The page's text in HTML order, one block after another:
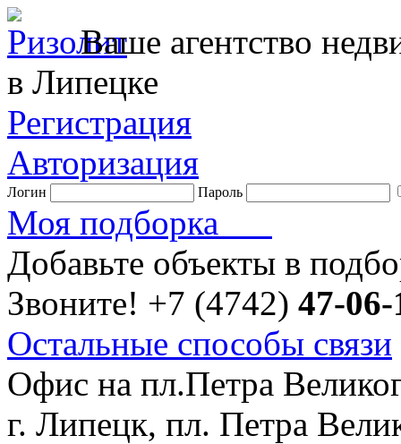
Ваше агентство
в Липецке
Регистрация
Авторизация
Логин Пароль
Моя подборка
Добавьте объекты в
Звоните! +7 (4742) 47-06-
Остальные способы связи
Офис на пл.Петра
г. Липецк, пл. Петра